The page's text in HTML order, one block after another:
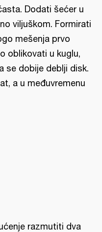
Dodati šećer u
viljuškom. Formirati
mešenja prvo
oblikovati u kuglu,
se dobije deblji disk.
a u međuvremenu
razmutiti dva